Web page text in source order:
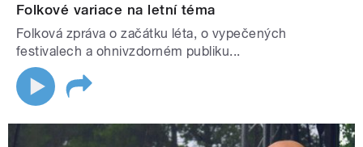
Folkové variace na letní téma
Folková zpráva o začátku léta, o vypečených
festivalech a ohnivzdorném publiku...